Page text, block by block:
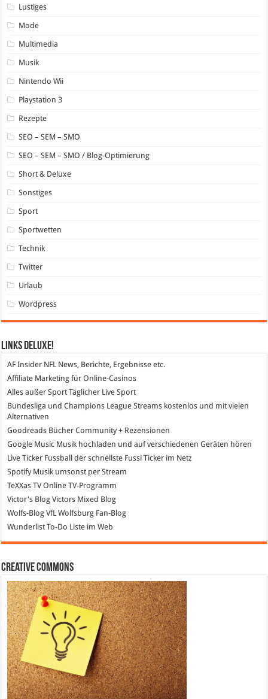
Lustiges
Mode
Multimedia
Musik
Nintendo Wii
Playstation 3
Rezepte
SEO – SEM – SMO
SEO – SEM – SMO / Blog-Optimierung
Short & Deluxe
Sonstiges
Sport
Sportwetten
Technik
Twitter
Urlaub
Wordpress
Links DeLuXe!
AF Insider NFL News, Berichte, Ergebnisse etc.
Affiliate Marketing für Online-Casinos
Alles außer Sport Täglicher Live Sport
Bundesliga und Champions League Streams kostenlos und mit vielen
Alternativen
Goodreads Bücher Community + Rezensionen
Google Music Musik hochladen und auf verschiedenen Geräten hören
Live Ticker Fussball der schnellste Fussi Ticker im Netz
SpotifyMusik umsonst per Stream
TeXXas TVOnline TV-Programm
Victor's Blog Victors Mixed Blog
Wolfs-Blog VfL Wolfsburg Fan-Blog
Wunderlist To-Do Liste im Web
Creative Commons